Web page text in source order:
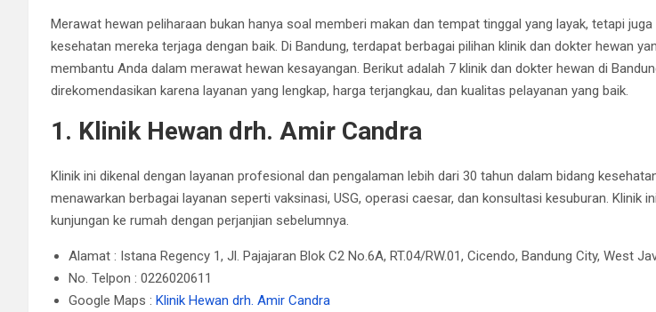
Merawat hewan peliharaan bukan hanya soal memberi makan dan tempat tinggal yang layak, tetapi
kesehatan mereka terjaga dengan baik. Di Bandung, terdapat berbagai pilihan klinik dan dokter hewan
membantu Anda dalam merawat hewan kesayangan. Berikut adalah 7 klinik dan dokter hewan di
direkomendasikan karena layanan yang lengkap, harga terjangkau, dan kualitas pelayanan yang baik.
1. Klinik Hewan drh. Amir Candra
Klinik ini dikenal dengan layanan profesional dan pengalaman lebih dari 30 tahun dalam bidang
menawarkan berbagai layanan seperti vaksinasi, USG, operasi caesar, dan konsultasi kesuburan. Klinik
kunjungan ke rumah dengan perjanjian sebelumnya.
Alamat : Istana Regency 1, Jl. Pajajaran Blok C2 No.6A, RT.04/RW.01, Cicendo, Bandung City, West
No. Telpon : 0226020611
Google Maps : Klinik Hewan drh. Amir Candra